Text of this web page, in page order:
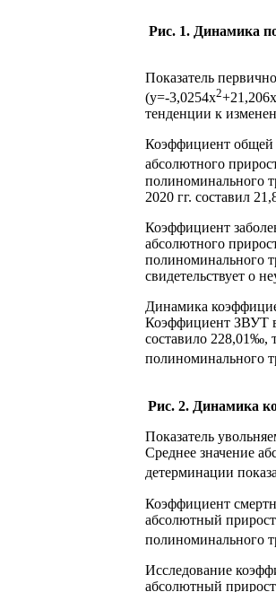
Рис. 1. Динамика
Показатель
(y=-3,0254x2
тенденции к
Коэффициент общей
абсолютного
полиноминального
2020 гг. составил
Коэффициент
абсолютного
полиноминального
свидетельствует о
Динамика
Коэффициент ЗВУТ в
составило 228,01‰,
полиноминального
Рис. 2. Динамика
Показатель
Среднее значение
детерминации
Коэффициент
абсолютный
полиноминального
Исследование
абсолютный